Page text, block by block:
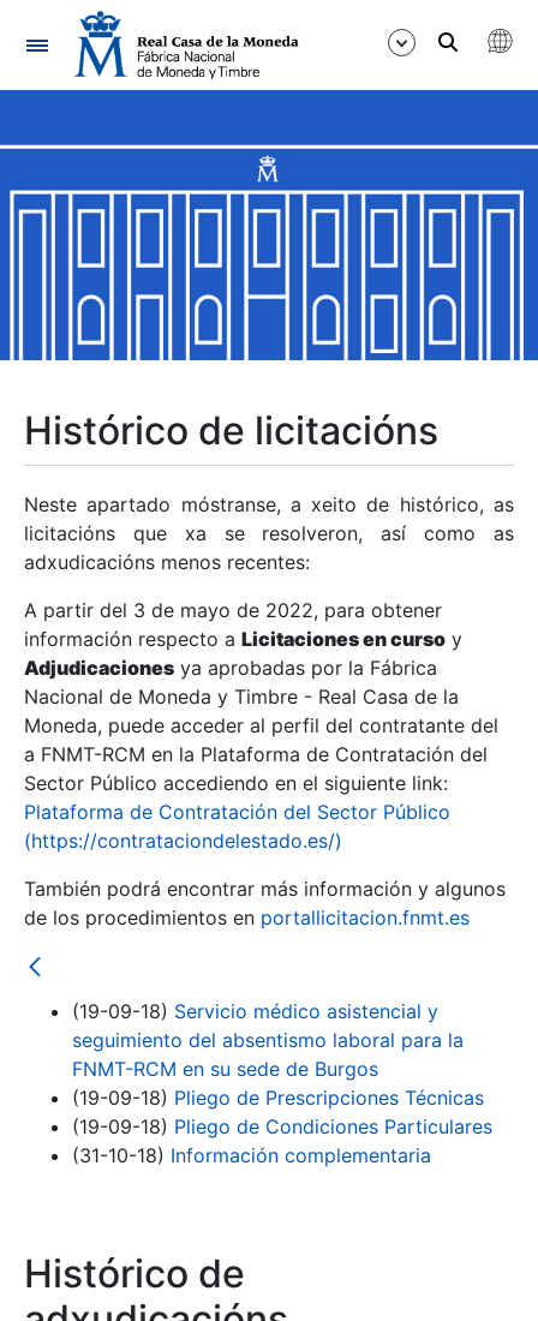
Navegación
Mostrar/Ocultar
Mostrar/Ocultar
Mostrar/Ocultar
Mostrar/Ocultar
Mostrar/Ocultar
Mostrar/Ocultar
Histórico de licitacións
Neste apartado móstranse, a xeito de histórico, as
licitacións que xa se resolveron, así como as
adxudicacións menos recentes:
A partir del 3 de mayo de 2022, para obtener
información respecto a Licitaciones en curso y
Adjudicaciones ya aprobadas por la Fábrica
Nacional de Moneda y Timbre - Real Casa de la
Moneda, puede acceder al perfil del contratante del
a FNMT-RCM en la Plataforma de Contratación del
Sector Público accediendo en el siguiente link:
Plataforma de Contratación del Sector Público
(https://contrataciondelestado.es/)
También podrá encontrar más información y algunos
de los procedimientos en portallicitacion.fnmt.es
(19-09-18) Servicio médico asistencial y
seguimiento del absentismo laboral para la
FNMT-RCM en su sede de Burgos
(19-09-18) Pliego de Prescripciones Técnicas
(19-09-18) Pliego de Condiciones Particulares
(31-10-18) Información complementaria
Histórico de